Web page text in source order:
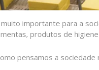
importante para a
produtos de
pensamos a